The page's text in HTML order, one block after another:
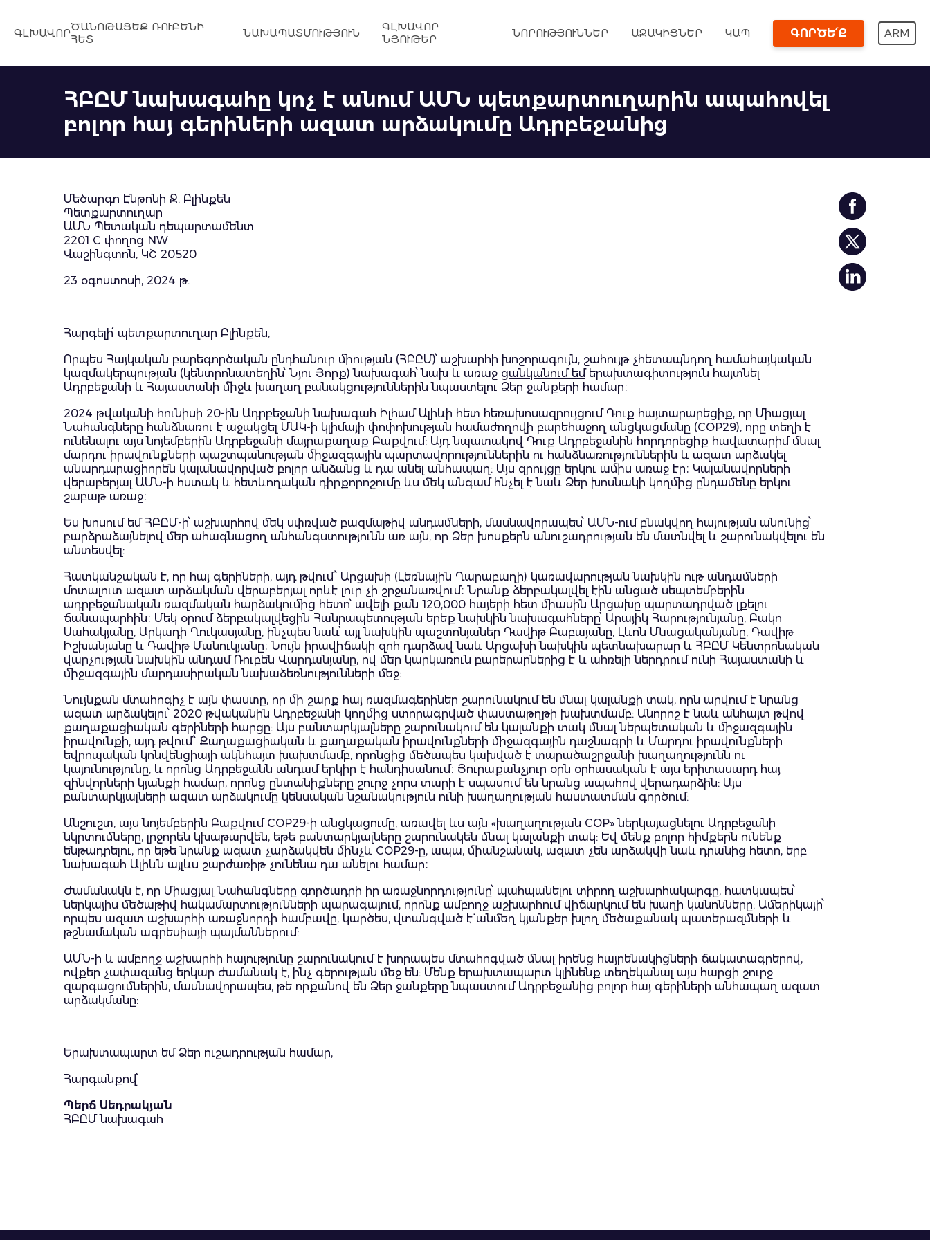
ԳԼԽԱՎՈՐԾԱՆՈԹԱՑԵՔ ՌՈՒԲԵՆԻ
ՀԵՏ
ՆԱԽԱՊԱՏՄՈՒԹՅՈՒՆ
ԳԼԽԱՎՈՐ
ՆՅՈՒԹԵՐ
ՆՈՐՈՒԹՅՈՒՆՆԵՐ ԱՋԱԿԻՑՆԵՐ ԿԱՊ ԳՈՐԾԵ՛Ք ARM
ՀԲԸՄ նախագահը կոչ է անում ԱՄՆ պետքարտուղարին ապահովել
բոլոր հայ գերիների ազատ արձակումը Ադրբեջանից
Մեծարգո Էնթոնի Ջ. Բլինքեն
Պետքարտուղար
ԱՄՆ Պետական դեպարտամենտ
2201 C փողոց NW
Վաշինգտոն, ԿՇ 20520
23 օգոստոսի, 2024 թ.
Հարգելի՛ պետքարտուղար Բլինքեն,
Որպես Հայկական բարեգործական ընդհանուր միության (ՀԲԸՄ)՝ աշխարհի խոշորագույն, շահույթ չհետապնդող համահայկական
կազմակերպության (կենտրոնատեղին՝ Նյու Յորք) նախագահ՝ նախ և առաջ ցանկանում եմերախտագիտություն հայտնել
Ադրբեջանի և Հայաստանի միջև խաղաղ բանակցություններին նպաստելու Ձեր ջանքերի համար։
2024 թվականի հունիսի 20-ին Ադրբեջանի նախագահ Իլհամ Ալիևի հետ հեռախոսազրույցում Դուք հայտարարեցիք, որ Միացյալ
Նահանգները հանձնառու է աջակցել ՄԱԿ-ի կլիմայի փոփոխության համաժողովի բարեհաջող անցկացմանը (COP29), որը տեղի է
ունենալու այս նոյեմբերին Ադրբեջանի մայրաքաղաք Բաքվում: Այդ նպատակով Դուք Ադրբեջանին հորդորեցիք հավատարիմ մնալ
մարդու իրավունքների պաշտպանության միջազգային պարտավորություններին ու հանձնառություններին և ազատ արձակել
անարդարացիորեն կալանավորված բոլոր անձանց և դա անել անհապաղ: Այս զրույցը երկու ամիս առաջ էր։ Կալանավորների
վերաբերյալ ԱՄՆ-ի հստակ և հետևողական դիրքորոշումը ևս մեկ անգամ հնչել է նաև Ձեր խոսնակի կողմից ընդամենը երկու
շաբաթ առաջ։
Ես խոսում եմ ՀԲԸՄ-ի՝ աշխարհով մեկ սփռված բազմաթիվ անդամների, մասնավորապես՝ ԱՄՆ-ում բնակվող հայության անունից՝
բարձրաձայնելով մեր ահագնացող անհանգստությունն առ այն, որ Ձեր խոսքերն անուշադրության են մատնվել և շարունակվելու են
անտեսվել:
Հատկանշական է, որ հայ գերիների, այդ թվում՝ Արցախի (Լեռնային Ղարաբաղի) կառավարության նախկին ութ անդամների
մոտալուտ ազատ արձակման վերաբերյալ որևէ լուր չի շրջանառվում։ Նրանք ձերբակալվել էին անցած սեպտեմբերին
ադրբեջանական ռազմական հարձակումից հետո՝ ավելի քան 120,000 հայերի հետ միասին Արցախը պարտադրված լքելու
ճանապարհին։ Մեկ օրում ձերբակալվեցին Հանրապետության երեք նախկին նախագահները՝ Արայիկ Հարությունյանը, Բակո
Սահակյանը, Արկադի Ղուկասյանը, ինչպես նաև՝ այլ նախկին պաշտոնյաներ Դավիթ Բաբայանը, Լևոն Մնացականյանը, Դավիթ
Իշխանյանը և Դավիթ Մանուկյանը։ Նույն իրավիճակի զոհ դարձավ նաև Արցախի նախկին պետնախարար և ՀԲԸՄ Կենտրոնական
վարչության նախկին անդամ Ռուբեն Վարդանյանը, ով մեր կարկառուն բարերարներից է և ահռելի ներդրում ունի Հայաստանի և
միջազգային մարդասիրական նախաձեռնությունների մեջ:
Նույնքան մտահոգիչ է այն փաստը, որ մի շարք հայ ռազմագերիներ շարունակում են մնալ կալանքի տակ, որն արվում է նրանց
ազատ արձակելու՝ 2020 թվականին Ադրբեջանի կողմից ստորագրված փաստաթղթի խախտմամբ: Անորոշ է նաև անհայտ թվով
քաղաքացիական գերիների հարցը: Այս բանտարկյալները շարունակում են կալանքի տակ մնալ ներպետական ​​և միջազգային
իրավունքի, այդ թվում՝ Քաղաքացիական և քաղաքական իրավունքների միջազգային դաշնագրի և Մարդու իրավունքների
եվրոպական կոնվենցիայի ակնհայտ խախտմամբ, որոնցից մեծապես կախված է տարածաշրջանի խաղաղությունն ու
կայունությունը, և որոնց Ադրբեջանն անդամ երկիր է հանդիսանում։ Յուրաքանչյուր օրն օրհասական է այս երիտասարդ հայ
զինվորների կյանքի համար, որոնց ընտանիքները շուրջ չորս տարի է սպասում են նրանց ապահով վերադարձին: Այս
բանտարկյալների ազատ արձակումը կենսական նշանակություն ունի խաղաղության հաստատման գործում:
Անշուշտ, այս նոյեմբերին Բաքվում COP29-ի անցկացումը, առավել ևս այն «խաղաղության COP» ներկայացնելու Ադրբեջանի
նկրտումները, լրջորեն կխաթարվեն, եթե բանտարկյալները շարունակեն մնալ կալանքի տակ: Եվ մենք բոլոր հիմքերն ունենք
ենթադրելու, որ եթե նրանք ազատ չարձակվեն մինչև COP29-ը, ապա, միանշանակ, ազատ չեն արձակվի նաև դրանից հետո, երբ
նախագահ Ալիևն այլևս շարժառիթ չունենա դա անելու համար։
Ժամանակն է, որ Միացյալ Նահանգները գործադրի իր առաջնորդությունը՝ պահպանելու տիրող աշխարհակարգը, հատկապես՝
ներկայիս մեծաթիվ հակամարտությունների պարագայում, որոնք ամբողջ աշխարհում վիճարկում են խաղի կանոնները: Ամերիկայի՝
որպես ազատ աշխարհի առաջնորդի համբավը, կարծես, վտանգված է` անմեղ կյանքեր խլող մեծաքանակ պատերազմների և
թշնամական ագրեսիայի պայմաններում:
ԱՄՆ-ի և ամբողջ աշխարհի հայությունը շարունակում է խորապես մտահոգված մնալ իրենց հայրենակիցների ճակատագրերով,
ովքեր չափազանց երկար ժամանակ է, ինչ գերության մեջ են: Մենք երախտապարտ կլինենք տեղեկանալ այս հարցի շուրջ
զարգացումներին, մասնավորապես, թե որքանով են Ձեր ջանքերը նպաստում Ադրբեջանից բոլոր հայ գերիների անհապաղ ազատ
արձակմանը:
Երախտապարտ եմ Ձեր ուշադրության համար,
Հարգանքով՝
Պերճ Սեդրակյան
ՀԲԸՄ նախագահ